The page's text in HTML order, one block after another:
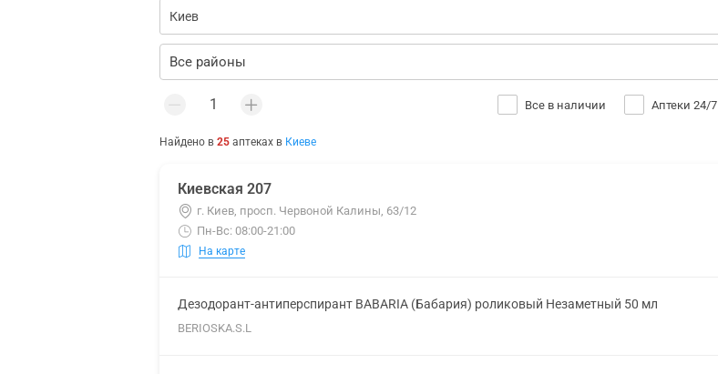
Все в наличии Аптеки 24/7
Найдено в 25 аптеках в Киеве
Киевская 207
г. Киев, просп. Червоной Калины, 63/12
Пн-Вс: 08:00-21:00
На карте
Дезодорант-антиперспирант BABARIA (Бабария) роликовый Незаметный 50 мл
BERIOSKA.S.L